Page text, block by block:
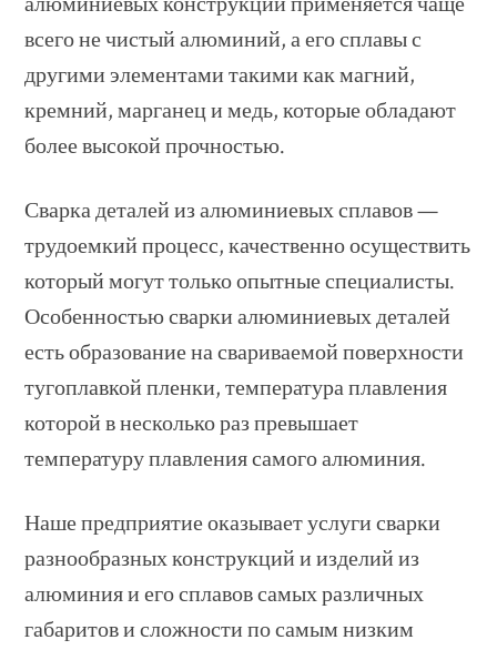
всего не чистый алюминий, а его сплавы с
другими элементами такими как магний,
кремний, марганец и медь, которые обладают
более высокой прочностью.
Сварка деталей из алюминиевых сплавов —
трудоемкий процесс, качественно осуществить
который могут только опытные специалисты.
Особенностью сварки алюминиевых деталей
есть образование на свариваемой поверхности
тугоплавкой пленки, температура плавления
которой в несколько раз превышает
температуру плавления самого алюминия.
Наше предприятие оказывает услуги сварки
разнообразных конструкций и изделий из
алюминия и его сплавов самых различных
габаритов и сложности по самым низким